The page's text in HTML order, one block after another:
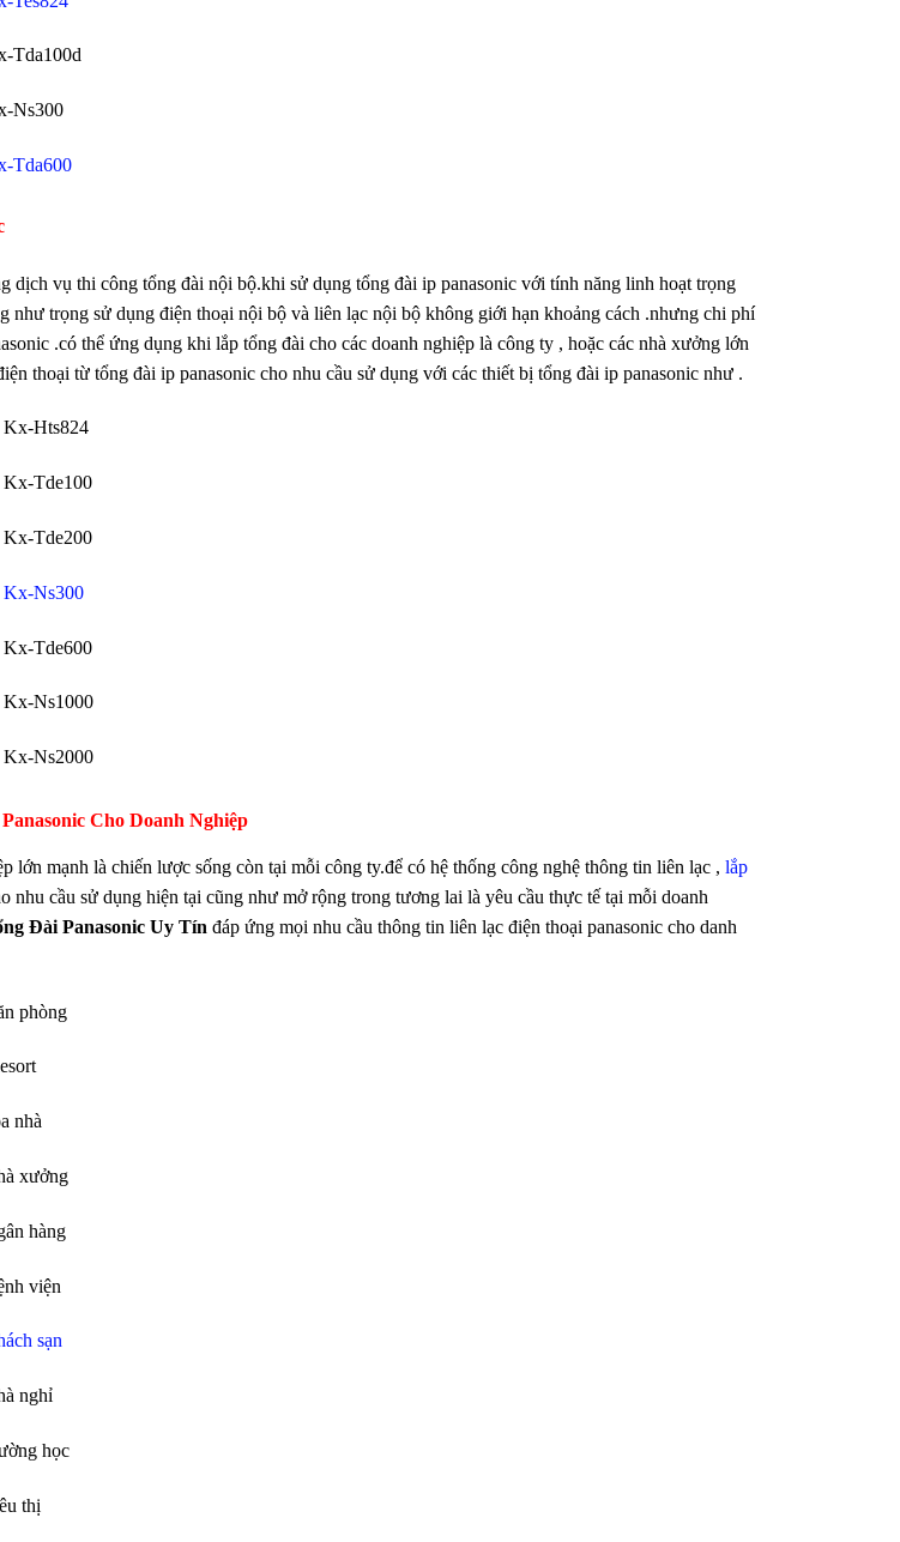
Tda100d
Ns300
Tda600
dịch vụ thi công tổng đài nội bộ.khi sử dụng tổng đài ip panasonic với tính năng linh hoạt trọng
như trọng sử dụng điện thoại nội bộ và liên lạc nội bộ không giới hạn khoảng cách .nhưng chi phí
.có thể ứng dụng khi lắp tổng đài cho các doanh nghiệp là công ty , hoặc các nhà xưởng lớn
thoại từ tổng đài ip panasonic cho nhu cầu sử dụng với các thiết bị tổng đài ip panasonic như .
Kx-Hts824
Kx-Tde100
Kx-Tde200
Kx-Ns300
Kx-Tde600
Kx-Ns1000
Kx-Ns2000
Cho Doanh Nghiệp
lớn mạnh là chiến lược sống còn tại mỗi công ty.để có hệ thống công nghệ thông tin liên lạc , lắp
nhu cầu sử dụng hiện tại cũng như mở rộng trong tương lai là yêu cầu thực tế tại mỗi doanh
Đài Panasonic Uy Tín đáp ứng mọi nhu cầu thông tin liên lạc điện thoại panasonic cho danh
phòng
nhà
xưởng
hàng
viện
sạn
nghỉ
học
thị